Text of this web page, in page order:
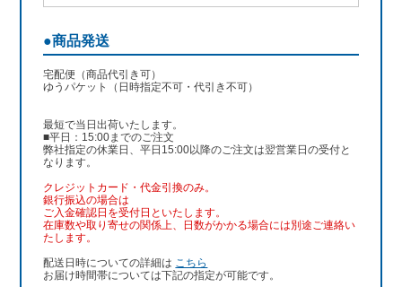
●商品発送
宅配便（商品代引き可）
ゆうパケット（日時指定不可・代引き不可）
最短で当日出荷いたします。
■平日：15:00までのご注文
弊社指定の休業日、平日15:00以降のご注文は翌営業日の受付と
なります。
クレジットカード・代金引換のみ。
銀行振込の場合は
ご入金確認日を受付日といたします。
在庫数や取り寄せの関係上、日数がかかる場合には別途ご連絡い
たします。
配送日時についての詳細は こちら
お届け時間帯については下記の指定が可能です。